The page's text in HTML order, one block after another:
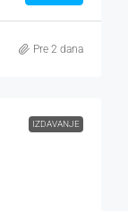
Pre 2 dana
IZDAVANJE